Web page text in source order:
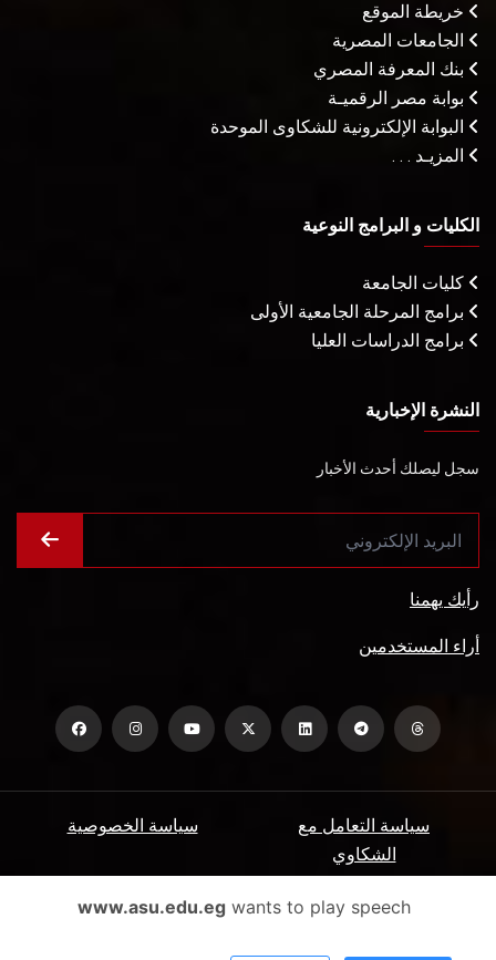
خريطة الموقع
الجامعات المصرية
بنك المعرفة المصري
بوابة مصر الرقميـة
البوابة الإلكترونية للشكاوى الموحدة
المزيـد . . .
الكليات و البرامج النوعية
كليات الجامعة
برامج المرحلة الجامعية الأولى
برامج الدراسات العليا
النشرة الإخبارية
سجل ليصلك أحدث الأخبار
رأيك يهمنا
أراء المستخدمين
سياسة الخصوصية
سياسة التعامل مع
الشكاوي
الأسئلة الشائعة ميثاق المتعاملين www.asu.edu.egwants to play speech